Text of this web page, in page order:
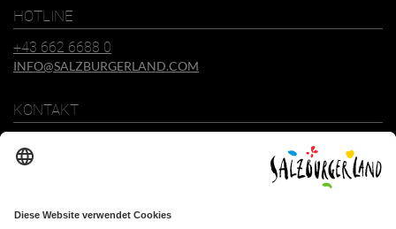
HOTLINE
+43 662 6688 0
INFO@SALZBURGERLAND.COM
KONTAKT
+43 662 6688 0